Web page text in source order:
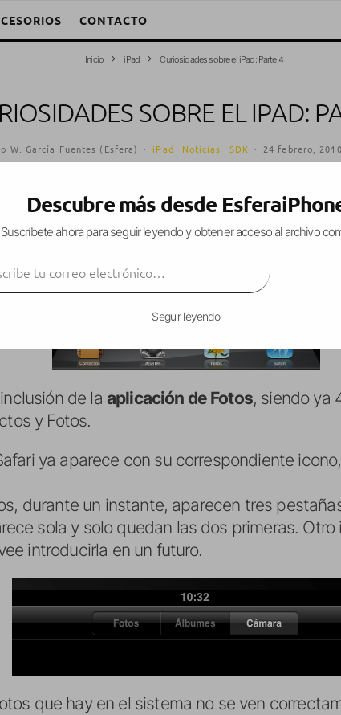
CONTACTO
Inicio iPad Curiosidades sobre el iPad: Parte 4
SOBRE EL IPAD:
W. García Fuentes (Esfera) · iPad Noticias SDK · 24 febrero, 2010
del SDK 3.2, os traemos una nueva
de la aplicación de Fotos, siendo ya
y Fotos.
ya aparece con su correspondiente
durante un instante, aparecen tres
sola y solo quedan las dos primeras.
introducirla en un futuro.
que hay en el sistema no se ven
Descubre más desde
Suscríbete ahora para seguir leyendo y obtener acceso al archivo
Seguir leyendo